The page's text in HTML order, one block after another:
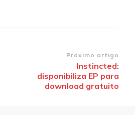
Próximo artigo
Instincted:
disponibiliza EP para
download gratuito